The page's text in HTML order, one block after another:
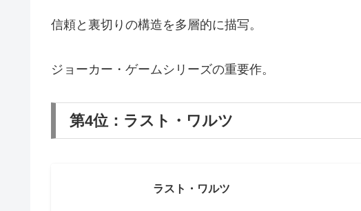
信頼と裏切りの構造を多層的に描写。
ジョーカー・ゲームシリーズの重要作。
第4位：ラスト・ワルツ
ラスト・ワルツ